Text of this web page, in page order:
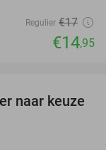
Regulier €17
€14,95
19%
naar keuze